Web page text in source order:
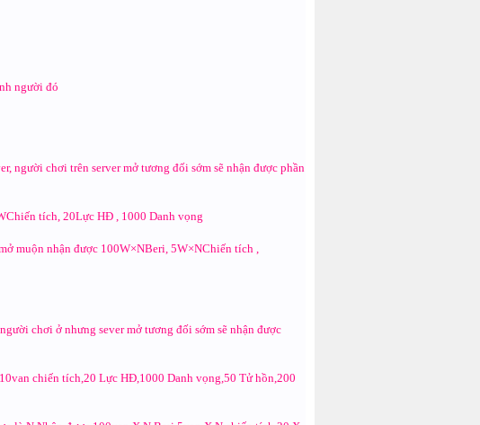
người đó
người chơi trên server mở tương đối sớm sẽ nhận được phần
tích, 20Lực HĐ , 1000 Danh vọng
muộn nhận được 100W×NBeri, 5W×NChiến tích ,
chơi ở nhưng sever mở tương đối sớm sẽ nhận được
chiến tích,20 Lực HĐ,1000 Danh vọng,50 Tử hồn,200